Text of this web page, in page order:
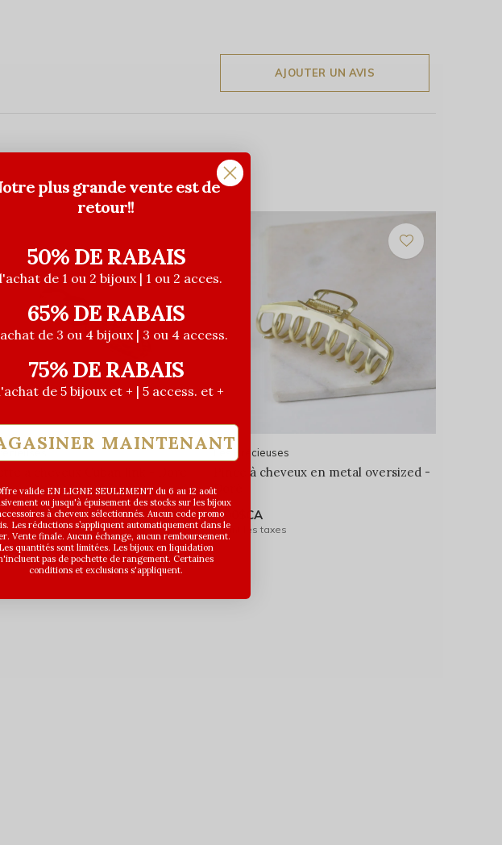
AJOUTER UN AVIS
les taxes
Les Précieuses
Pince à cheveux en metal oversized -
Doré
9,00$CA
Avant les taxes
plus grande vente est de
retour!!
50% DE RABAIS
de 1 ou 2 bijoux | 1 ou 2 acces.
65% DE RABAIS
de 3 ou 4 bijoux | 3 ou 4 access.
75% DE RABAIS
de 5 bijoux et + | 5 access. et +
MAINTENANT
valide EN LIGNE SEULEMENT du 6 au 12 août
ou jusqu'à épuisement des stocks sur les bijoux
à cheveux sélectionnés. Aucun code promo
Les réductions s’appliquent automatiquement dans le
Vente finale. Aucun échange, aucun remboursement.
Les quantités sont limitées. Les bijoux en liquidation
pas de pochette de rangement. Certaines
conditions et exclusions s'appliquent.